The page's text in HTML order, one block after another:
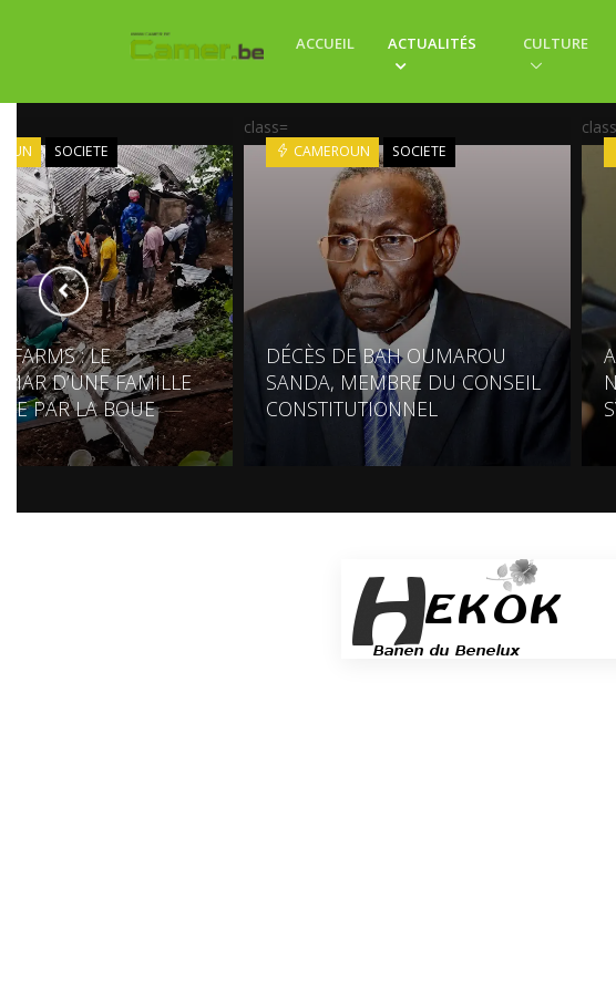
ACCUEIL ACTUALITÉS CULTURE
SOCIETE
FARMS : LE
D’UNE FAMILLE
PAR LA BOUE
class=
CAMEROUN SOCIETE
DÉCÈS DE BAH OUMAROU
SANDA, MEMBRE DU CONSEIL
CONSTITUTIONNEL